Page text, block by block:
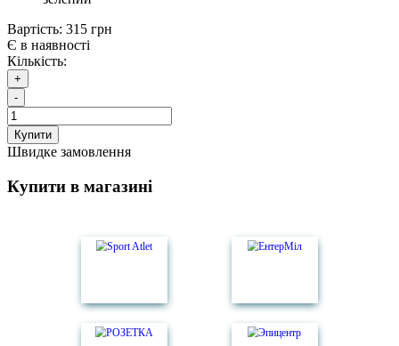
Вартість: 315 грн
Є в наявності
Кількість:
+
-
Купити
Швидке замовлення
Купити в магазині